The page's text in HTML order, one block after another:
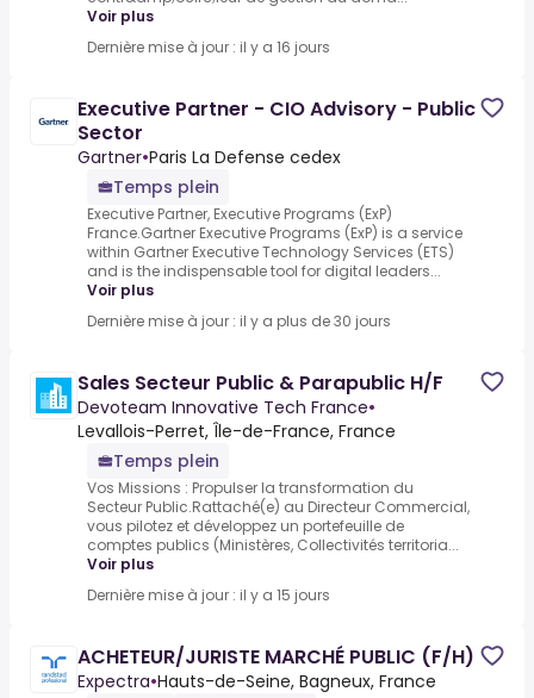
Voir plus
Dernière mise à jour : il y a 16 jours
Executive Partner - CIO Advisory - Public
Sector
Gartner•Paris La Defense cedex
Temps plein
Executive Partner, Executive Programs (ExP)
France.Gartner Executive Programs (ExP) is a service
within Gartner Executive Technology Services (ETS)
and is the indispensable tool for digital leaders...
Voir plus
Dernière mise à jour : il y a plus de 30 jours
Sales Secteur Public & Parapublic H/F
Devoteam Innovative Tech France•
Levallois-Perret, Île-de-France, France
Temps plein
Vos Missions : Propulser la transformation du
Secteur Public.Rattaché(e) au Directeur Commercial,
vous pilotez et développez un portefeuille de
comptes publics (Ministères, Collectivités territoria...
Voir plus
Dernière mise à jour : il y a 15 jours
ACHETEUR/JURISTE MARCHÉ PUBLIC (F/H)
Expectra•Hauts-de-Seine, Bagneux, France